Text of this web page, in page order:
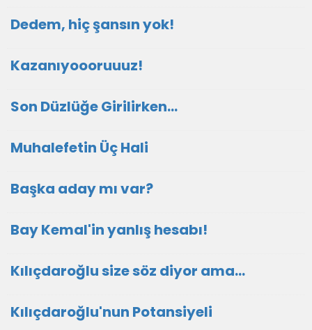
Dedem, hiç şansın yok!
Kazanıyoooruuuz!
Son Düzlüğe Girilirken…
Muhalefetin Üç Hali
Başka aday mı var?
Bay Kemal'in yanlış hesabı!
Kılıçdaroğlu size söz diyor ama...
Kılıçdaroğlu'nun Potansiyeli